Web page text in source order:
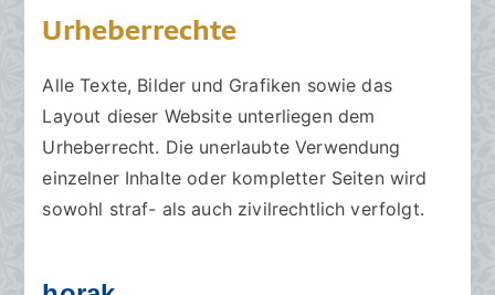
Urheberrechte
Alle Texte, Bilder und Grafiken sowie das
Layout dieser Website unterliegen dem
Urheberrecht. Die unerlaubte Verwendung
einzelner Inhalte oder kompletter Seiten wird
sowohl straf- als auch zivilrechtlich verfolgt.